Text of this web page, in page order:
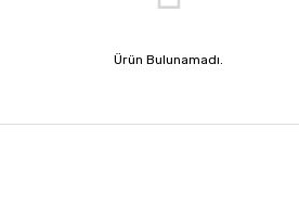
Ürün Bulunamadı.